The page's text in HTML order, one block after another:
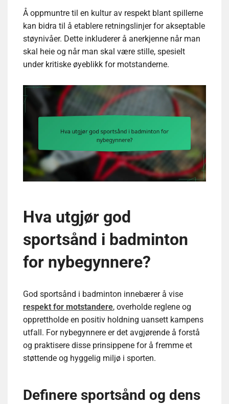
Å oppmuntre til en kultur av respekt blant spillerne
kan bidra til å etablere retningslinjer for akseptable
støynivåer. Dette inkluderer å anerkjenne når man
skal heie og når man skal være stille, spesielt
under kritiske øyeblikk for motstanderne.
Hva utgjør god
sportsånd i badminton
for nybegynnere?
God sportsånd i badminton innebærer å vise
respekt for motstandere, overholde reglene og
opprettholde en positiv holdning uansett kampens
utfall. For nybegynnere er det avgjørende å forstå
og praktisere disse prinsippene for å fremme et
støttende og hyggelig miljø i sporten.
Definere sportsånd og dens